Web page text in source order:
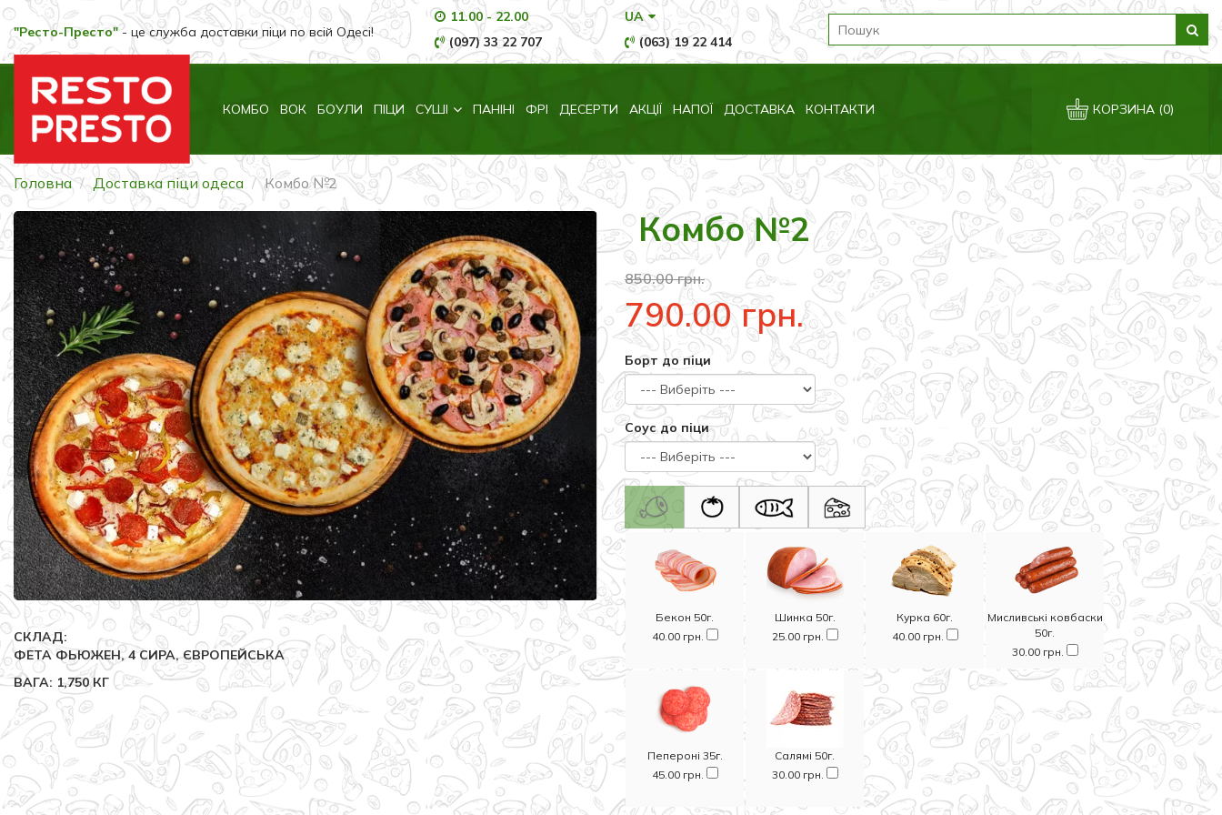
"Ресто-Престо"- це служба доставки піци по всій Одесі!
11.00 - 22.00
UA
(097) 33 22 707
(063) 19 22 414
КОМБО ВОК БОУЛИ ПІЦИ СУШІ ПАНІНІ ФРІ ДЕСЕРТИ АКЦІЇ НАПОЇ ДОСТАВКА КОНТАКТИ КОРЗИНА (0)
Головна Доставка піци одеса Комбо №2
СКЛАД:
ФЕТА ФЬЮЖЕН, 4 СИРА, ЄВРОПЕЙСЬКА
ВАГА: 1,750 КГ
Комбо №2
850.00 грн.
790.00 грн.
Борт до піци
Соус до піци
Бекон 50г.
40.00 грн.
Шинка 50г.
25.00 грн.
Курка 60г.
40.00 грн.
Мисливські ковбаски
50г.
30.00 грн.
Пепероні 35г.
45.00 грн.
Салямі 50г.
30.00 грн.